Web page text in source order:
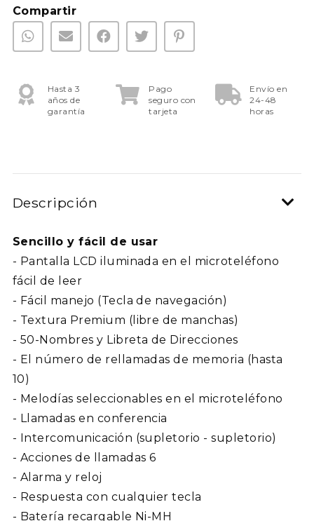
Compartir
Hasta 3
años de
garantía
Pago
seguro con
tarjeta
Envío en
24-48
horas
Descripción
Sencillo y fácil de usar
- Pantalla LCD iluminada en el microteléfono
fácil de leer
- Fácil manejo (Tecla de navegación)
- Textura Premium (libre de manchas)
- 50-Nombres y Libreta de Direcciones
- El número de rellamadas de memoria (hasta
10)
- Melodías seleccionables en el microteléfono
- Llamadas en conferencia
- Intercomunicación (supletorio - supletorio)
- Acciones de llamadas 6
- Alarma y reloj
- Respuesta con cualquier tecla
- Batería recargable Ni-MH